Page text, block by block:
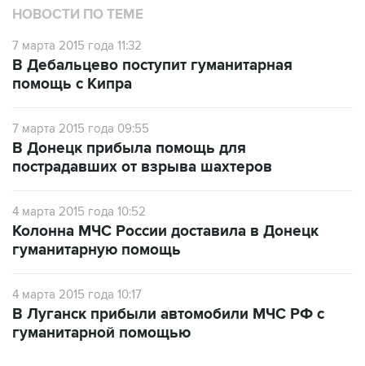
НОВОСТИ ПО ТЕМЕ
7 марта 2015 года 11:32
В Дебальцево поступит гуманитарная
помощь с Кипра
7 марта 2015 года 09:55
В Донецк прибыла помощь для
пострадавших от взрыва шахтеров
4 марта 2015 года 10:52
Колонна МЧС России доставила в Донецк
гуманитарную помощь
4 марта 2015 года 10:17
В Луганск прибыли автомобили МЧС РФ с
гуманитарной помощью